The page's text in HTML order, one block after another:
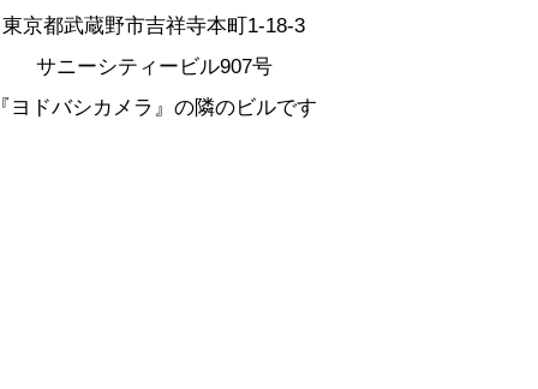
東京都武蔵野市吉祥寺本町1-18-3
サニーシティービル907号
『ヨドバシカメラ』の隣のビルです